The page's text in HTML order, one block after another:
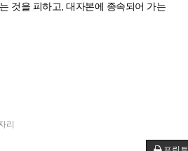
것을 피하고, 대자본에 종속되어 가는
리